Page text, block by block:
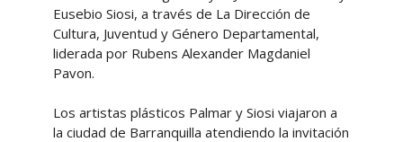
Eusebio Siosi, a través de La Dirección de
Cultura, Juventud y Género Departamental,
liderada por Rubens Alexander Magdaniel
Pavon.
Los artistas plásticos Palmar y Siosi viajaron a
la ciudad de Barranquilla atendiendo la invitación